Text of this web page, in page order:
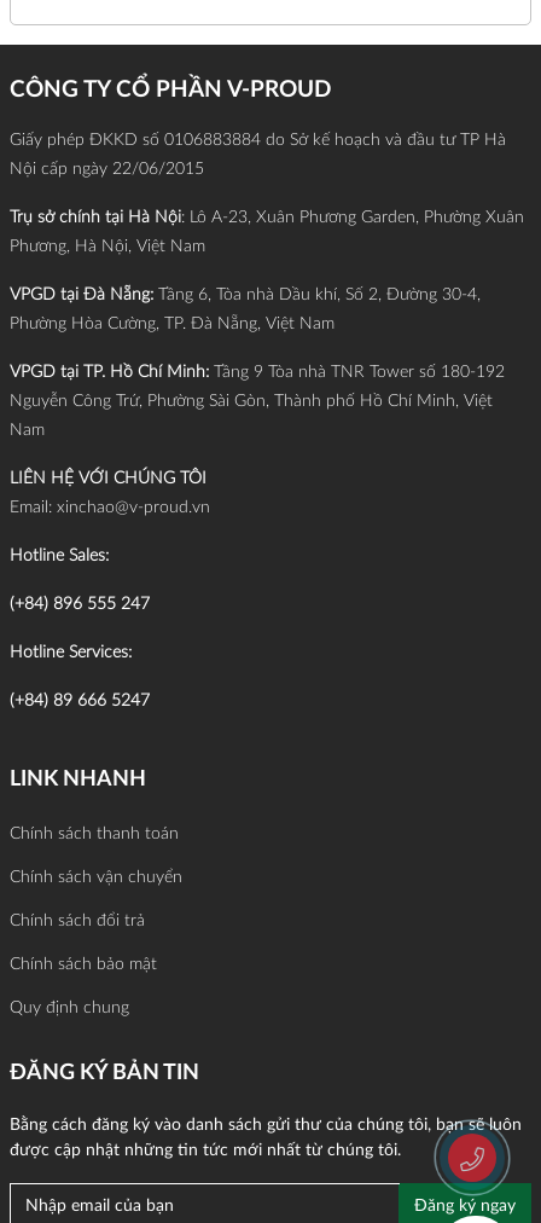
độ nhám chuyên nghiệp. Vậy nên chọn thiết bị nào?
CÔNG TY CỔ PHẦN V-PROUD
Giấy phép ĐKKD số 0106883884 do Sở kế hoạch và đầu tư TP Hà
Nội cấp ngày 22/06/2015
Trụ sở chính tại Hà Nội: Lô A-23, Xuân Phương Garden, Phường Xuân
Phương, Hà Nội, Việt Nam
VPGD tại Đà Nẵng: Tầng 6, Tòa nhà Dầu khí, Số 2, Đường 30-4,
Phường Hòa Cường, TP. Đà Nẵng, Việt Nam
VPGD tại TP. Hồ Chí Minh:
Tầng 9 Tòa nhà TNR Tower số 180-192
Nguyễn Công Trứ, Phường Sài Gòn, Thành phố Hồ Chí Minh, Việt
Nam
LIÊN HỆ VỚI CHÚNG TÔI
Email: xinchao@v-proud.vn
Hotline Sales:
(+84) 896 555 247
Hotline Services:
(+84) 89 666 5247
LINK NHANH
Chính sách thanh toán
Chính sách vận chuyển
Chính sách đổi trả
Chính sách bảo mật
Quy định chung
ĐĂNG KÝ BẢN TIN
Bằng cách đăng ký vào danh sách gửi thư của chúng tôi, bạn sẽ luôn
được cập nhật những tin tức mới nhất từ chúng tôi.